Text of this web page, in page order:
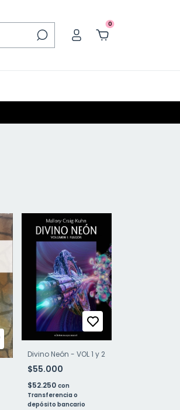
0
Divino Neón - VOL 1 y 2
$55.000
$52.250 con
Transferencia o
depósito bancario